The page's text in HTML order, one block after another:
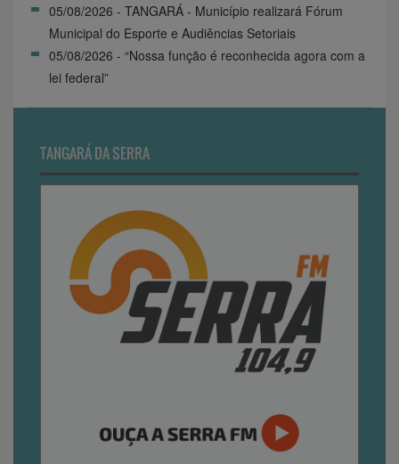
05/08/2026 - TANGARÁ - Município realizará Fórum
Municipal do Esporte e Audiências Setoriais
05/08/2026 - “Nossa função é reconhecida agora com a
lei federal”
TANGARÁ DA SERRA